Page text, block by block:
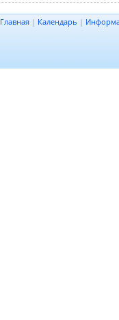
Главная | Календарь |